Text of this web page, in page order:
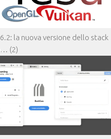
la nuova versione dello stack
(2)